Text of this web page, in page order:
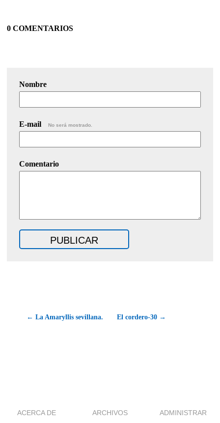
0 COMENTARIOS
Nombre
E-mail No será mostrado.
Comentario
← La Amaryllis sevillana. El cordero-30 →
ACERCA DE ARCHIVOS ADMINISTRAR